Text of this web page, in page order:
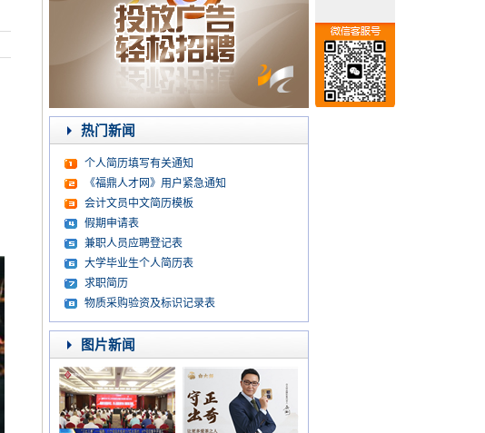
热门新闻
个人简历填写有关通知
《福鼎人才网》用户紧急通知
会计文员中文简历模板
假期申请表
兼职人员应聘登记表
大学毕业生个人简历表
求职简历
物质采购验资及标识记录表
图片新闻